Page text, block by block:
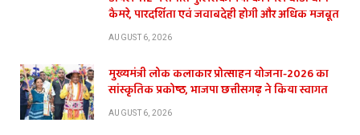
कैमरे, पारदर्शिता एवं जवाबदेही होगी और अधिक मजबूत
AUGUST 6, 2026
मुख्यमंत्री लोक कलाकार प्रोत्साहन योजना-2026 का
सांस्कृतिक प्रकोष्ठ, भाजपा छत्तीसगढ़ ने किया स्वागत
AUGUST 6, 2026